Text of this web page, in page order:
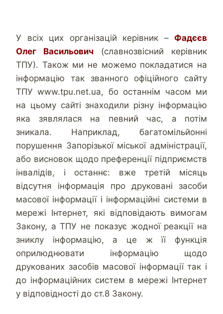
У всіх цих організацій керівник – Фадєєв
Олег Васильович (славнозвісний керівник
ТПУ). Також ми не можемо покладатися на
інформацію так званного офіційного сайту
ТПУ www.tpu.net.ua, бо останнім часом ми
на цьому сайті знаходили різну інформацію
яка зявлялася на певний час, а потім
зникала. Наприклад, багатомільйонні
порушення Запорізької міської адміністрації,
або висновок щодо преференції підприємств
інвалідів, і останнє: вже третій місяць
відсутня інформація про друковані засоби
масової інформації і інформаційні системи в
мережі Інтернет, які відповідають вимогам
Закону, а ТПУ не показує жодної реакції на
зниклу інформацію, а це ж її функція
оприлюднювати інформацію щодо
друкованих засобів масової інформації так і
до інформаційних систем в мережі Інтернет
у відповідності до ст.8 Закону.